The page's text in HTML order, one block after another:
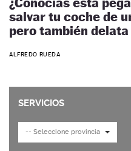
salvar tu coche de
pero también
ALFREDO RUEDA